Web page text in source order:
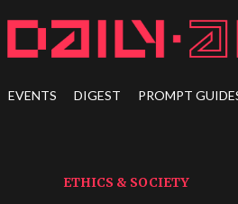
EVENTS DIGEST PROMPT
ETHICS & SOCIETY